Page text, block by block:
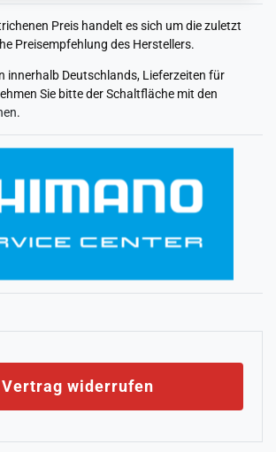
Preis handelt es sich um die zuletzt
Preisempfehlung des Herstellers.
innerhalb Deutschlands, Lieferzeiten für
Sie bitte der Schaltfläche mit den
.
Vertrag widerrufen